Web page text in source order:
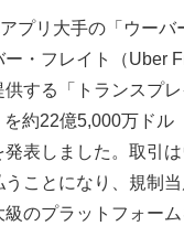
プリ大手の「ウーバ
・フレイト（Uber
する「トランスプレ
を約22億5,000万ドル
発表しました。取引
うことになり、規制
のプラットフォー